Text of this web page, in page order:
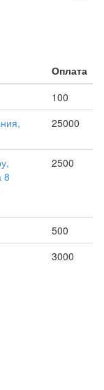
Оплата
100
25000
8
2500
500
3000